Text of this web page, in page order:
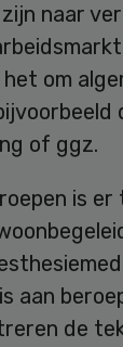
naar
om
of ggz.
is
aan
de